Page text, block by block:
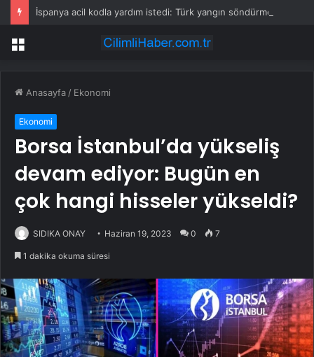
Menü
Anasayfa / Ekonomi
Ekonomi
Borsa İstanbul’da yükseliş
devam ediyor: Bugün en
çok hangi hisseler yükseldi?
SIDIKA ONAY Haziran 19, 2023 0 7
1 dakika okuma süresi